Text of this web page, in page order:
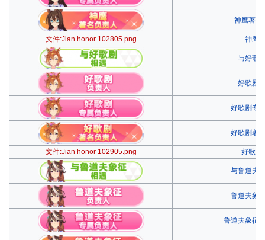
神鹰著名
文件:Jian honor 102805.png 神鹰
与好歌
好歌剧
好歌剧专
好歌剧著
文件:Jian honor 102905.png 好歌剧
与鲁道夫
鲁道夫象
鲁道夫象征